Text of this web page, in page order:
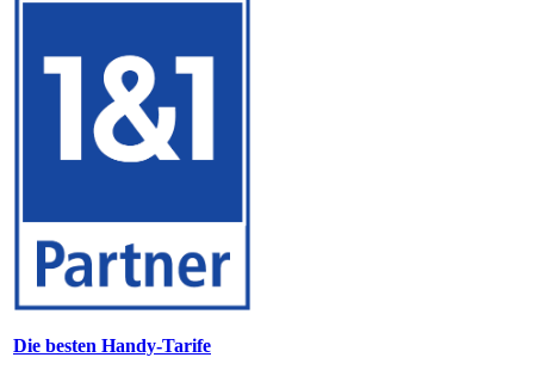
Die besten Handy-Tarife